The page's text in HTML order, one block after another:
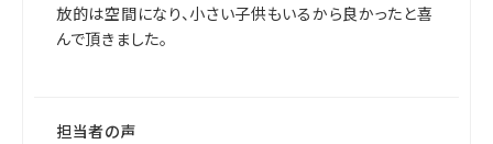
放的は空間になり、小さい子供もいるから良かったと喜
んで頂きました。
担当者の声